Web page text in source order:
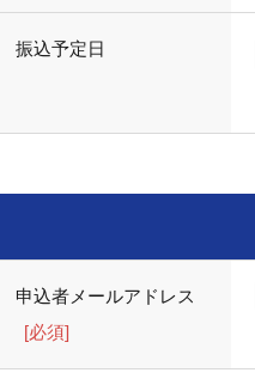
振込予定日
申込者メールアドレス
[必須]